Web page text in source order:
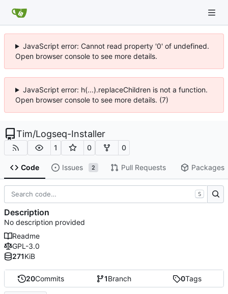
JavaScript error: Cannot read property '0' of undefined.
Open browser console to see more details.
JavaScript error: h(...).replaceChildren is not a function.
Open browser console to see more details. (7)
Tim/Logseq-Installer
1 0 0
Code Issues 2 Pull Requests Packages
20Commits 1Branch 0Tags
S
Description
No description provided
Readme
GPL-3.0
271KiB